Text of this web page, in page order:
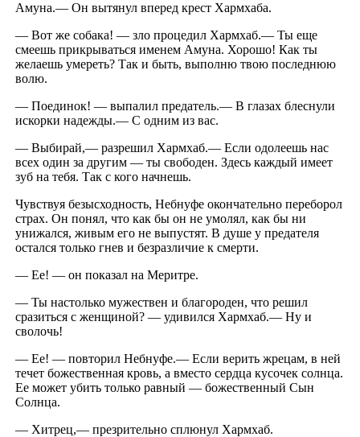
Амуна.— Он вытянул вперед крест Хармхаба.
— Вот же собака! — зло процедил Хармхаб.— Ты еще
смеешь прикрываться именем Амуна. Хорошо! Как ты
желаешь умереть? Так и быть, выполню твою последнюю
волю.
— Поединок! — выпалил предатель.— В глазах блеснули
искорки надежды.— С одним из вас.
— Выбирай,— разрешил Хармхаб.— Если одолеешь нас
всех один за другим — ты свободен. Здесь каждый имеет
зуб на тебя. Так с кого начнешь.
Чувствуя безысходность, Небнуфе окончательно переборол
страх. Он понял, что как бы он не умолял, как бы ни
унижался, живым его не выпустят. В душе у предателя
остался только гнев и безразличие к смерти.
— Ее! — он показал на Меритре.
— Ты настолько мужествен и благороден, что решил
сразиться с женщиной? — удивился Хармхаб.— Ну и
сволочь!
— Ее! — повторил Небнуфе.— Если верить жрецам, в ней
течет божественная кровь, а вместо сердца кусочек солнца.
Ее может убить только равный — божественный Сын
Солнца.
— Хитрец,— презрительно сплюнул Хармхаб.